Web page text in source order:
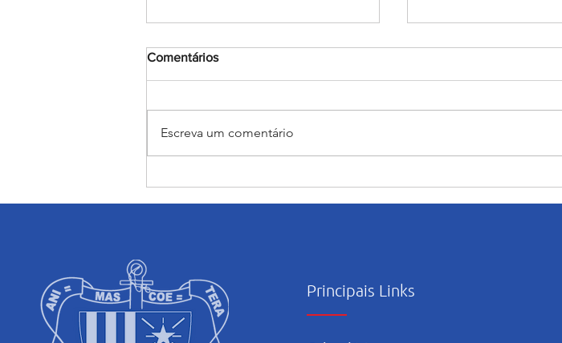
Comentários
Escreva um comentário
Principais Links